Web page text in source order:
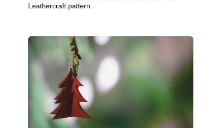
Leathercraft pattern.